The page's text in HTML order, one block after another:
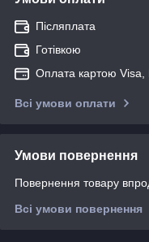
Післяплата
Готівкою
Оплата картою
Всі умови оплати
Умови повернення
Повернення товару
Всі умови повернення